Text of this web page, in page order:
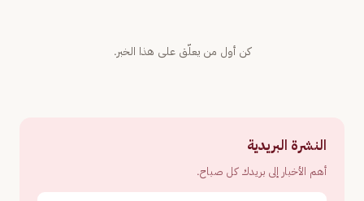
كن أول من يعلّق على هذا الخبر.
النشرة البريدية
أهم الأخبار إلى بريدك كل صباح.